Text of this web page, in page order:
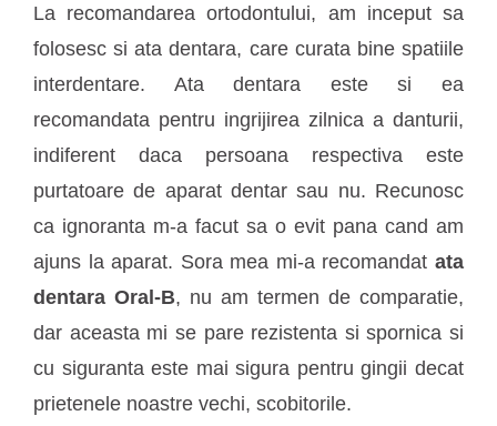
La recomandarea ortodontului, am inceput sa
folosesc si ata dentara, care curata bine spatiile
interdentare. Ata dentara este si ea
recomandata pentru ingrijirea zilnica a danturii,
indiferent daca persoana respectiva este
purtatoare de aparat dentar sau nu. Recunosc
ca ignoranta m-a facut sa o evit pana cand am
ajuns la aparat. Sora mea mi-a recomandat ata
dentara Oral-B, nu am termen de comparatie,
dar aceasta mi se pare rezistenta si spornica si
cu siguranta este mai sigura pentru gingii decat
prietenele noastre vechi, scobitorile.